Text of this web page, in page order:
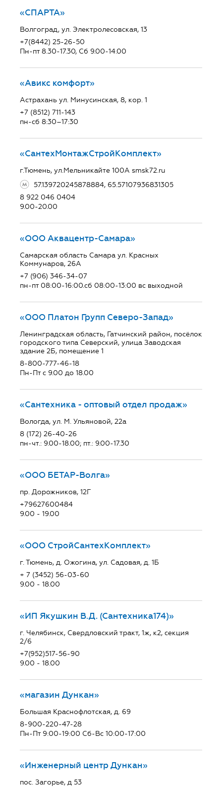
«СПАРТА»
Волгоград, ул. Электролесовская, 13
+7(8442) 25-26-50
Пн-пт 8.30-17.30, Сб 9.00-14.00
«Авикс комфорт»
Астрахань ул. Минусинская, 8, кор. 1
+7 (8512) 711-143
пн-сб 8:30–17:30
«СантехМонтажСтройКомплект»
г.Тюмень, ул.Мельникайте 100А smsk72.ru
57.139720245878884, 65.57107936831305
8 922 046 0404
9.00-20.00
«ООО Аквацентр-Самара»
Самарская область Самара ул. Красных
Коммунаров, 26А
+7 (906) 346-34-07
пн-пт 08:00-16:00.сб 08:00-13:00 вс выходной
«ООО Платон Групп Северо-Запад»
Ленинградская область, Гатчинский район, посёлок
городского типа Северский, улица Заводская
здание 2Б, помещение 1
8-800-777-46-18
Пн-Пт с 9.00 до 18.00
«Сантехника - оптовый отдел продаж»
Вологда, ул. М. Ульяновой, 22а
8 (172) 26-40-26
пн-чт.: 9.00-18.00; пт.: 9.00-17.30
«ООО БЕТАР-Волга»
пр. Дорожников, 12Г
+79627600484
9.00 - 19.00
«ООО СтройСантехКомплект»
г. Тюмень, д. Ожогина, ул. Садовая, д. 1Б
+ 7 (3452) 56-03-60
9.00 - 18.00
«ИП Якушкин В.Д. (Сантехника174)»
г. Челябинск, Свердловский тракт, 1ж, к2, секция
2/6
+7(952)517-56-90
9.00 - 18.00
«магазин Дункан»
Большая Краснофлотская, д. 69
8-900-220-47-28
Пн-Пт 9:00-19:00 Сб-Вс 10:00-17:00
«Инженерный центр Дункан»
пос. Загорье, д 53